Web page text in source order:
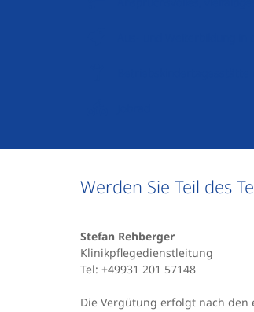
Werden Sie Teil des
Stefan Rehberger
Klinikpflegedienstleitung
Tel: +49931 201 57148
Die Vergütung erfolgt nach